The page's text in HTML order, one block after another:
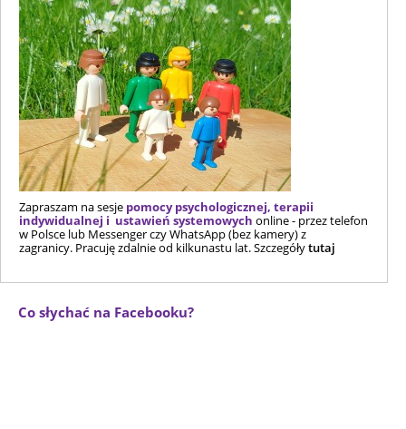
Zapraszam na sesje pomocy psychologicznej, terapii
indywidualnej i ustawień systemowych online - przez telefon
w Polsce lub Messenger czy WhatsApp (bez kamery) z
zagranicy. Pracuję zdalnie od kilkunastu lat. Szczegółytutaj
Co słychać na Facebooku?